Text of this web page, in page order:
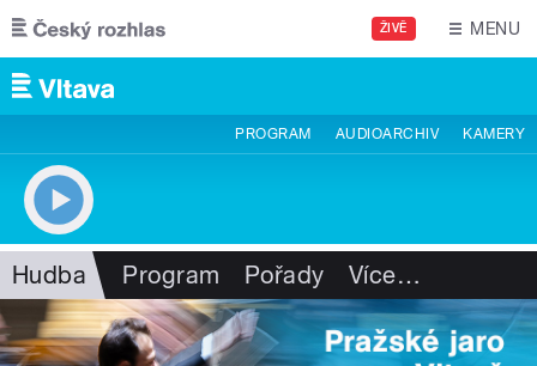
Přejít k hlavnímu obsahu
ŽIVĚ MENU
PROGRAM AUDIOARCHIV KAMERY
Hudba Program Pořady Více…